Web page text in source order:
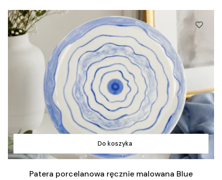
Do koszyka
Patera porcelanowa ręcznie malowana Blue